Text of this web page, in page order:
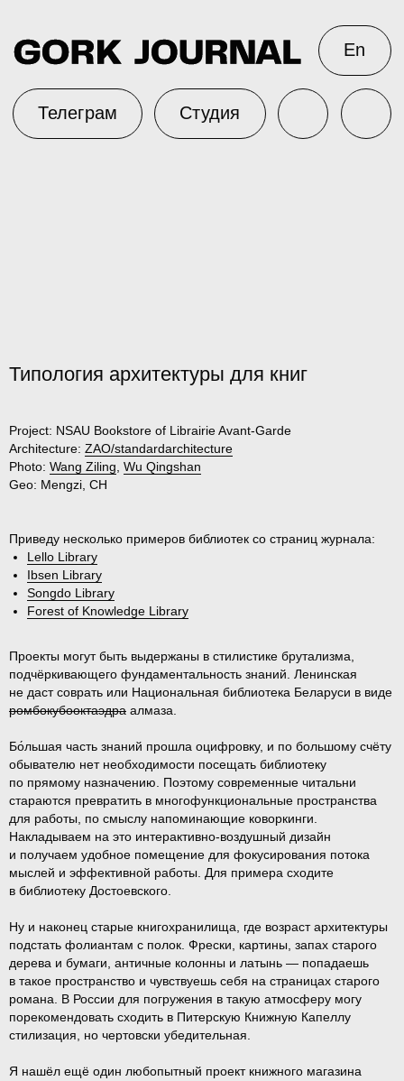
Типология архитектуры для книг
Project: NSAU Bookstore of Librairie Avant-Garde
Architecture: ZAO/standardarchitecture
Photo: Wang Ziling Wu Qingshan
Geo: Mengzi, CH
Приведу несколько примеров библиотек со страниц журнала:
Lello Library
Ibsen Library
Songdo Library
Forest of Knowledge Library
Проекты могут быть выдержаны в стилистике брутализма,
подчёркивающего фундаментальность знаний. Ленинская
не даст соврать или Национальная библиотека Беларуси в виде
ромбокубооктаэдра алмаза.
Бо́льшая часть знаний прошла оцифровку, и по большому счёту
обывателю нет необходимости посещать библиотеку
по прямому назначению. Поэтому современные читальни
стараются превратить в многофункциональные пространства
для работы, по смыслу напоминающие коворкинги.
Накладываем на это интерактивно-воздушный дизайн
и получаем удобное помещение для фокусирования потока
мыслей и эффективной работы. Для примера сходите
в библиотеку Достоевского.
Ну и наконец старые книгохранилища, где возраст архитектуры
подстать фолиантам с полок. Фрески, картины, запах старого
дерева и бумаги, античные колонны и латынь — попадаешь
в такое пространство и чувствуешь себя на страницах старого
романа. В России для погружения в такую атмосферу могу
порекомендовать сходить в Питерскую Книжную Капеллу
стилизация, но чертовски убедительная.
Я нашёл ещё один любопытный проект книжного магазина